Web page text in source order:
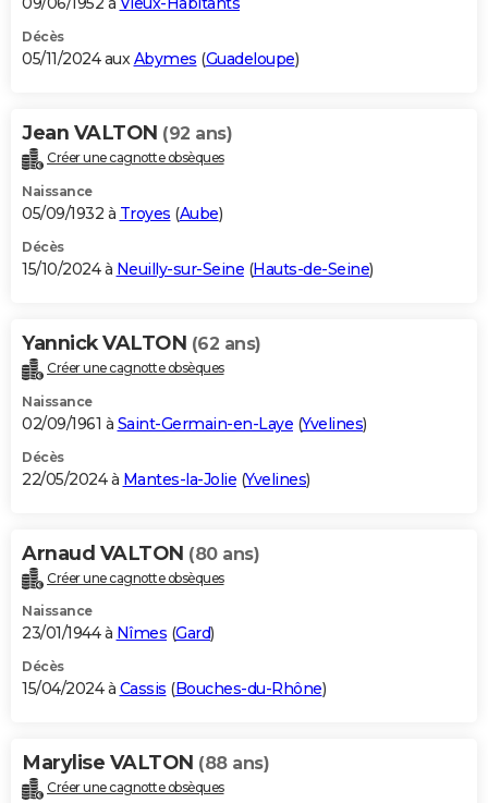
Décès
05/11/2024 auxAbymes (Guadeloupe)
Jean VALTON (92 ans)
Créer une cagnotte obsèques
Naissance
05/09/1932 à Troyes (Aube)
Décès
15/10/2024 à Neuilly-sur-Seine (Hauts-de-Seine)
Yannick VALTON (62 ans)
Créer une cagnotte obsèques
Naissance
02/09/1961 à Saint-Germain-en-Laye (Yvelines)
Décès
22/05/2024 à Mantes-la-Jolie (Yvelines)
Arnaud VALTON (80 ans)
Créer une cagnotte obsèques
Naissance
23/01/1944 à Nîmes (Gard)
Décès
15/04/2024 à Cassis (Bouches-du-Rhône)
Marylise VALTON (88 ans)
Créer une cagnotte obsèques